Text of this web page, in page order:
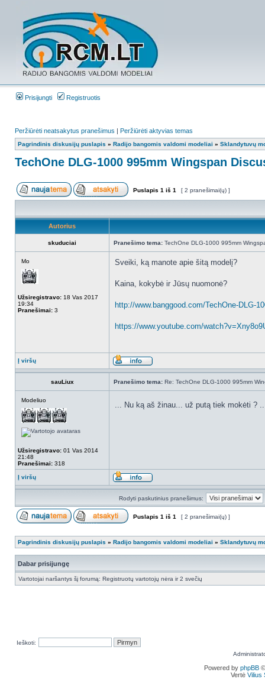
Prisijungti Registruotis
Peržiūrėti neatsakytus pranešimus | Peržiūrėti aktyvias temas
Pagrindinis diskusijų puslapis » Radijo bangomis valdomi modeliai » Sklandytuvų
TechOne DLG-1000 995mm Wingspan
Puslapis 1 iš 1 [ 2 pranešimai(ų) ]
Autorius
skuduciai Pranešimo tema: TechOne DLG-1000 995mm
Mo
Užsiregistravo: 18 Vas 2017
19:34
Pranešimai: 3
Sveiki, ką manote apie šitą modelį?
Kaina, kokybė ir Jūsų nuomonė?
http://www.banggood.com/TechOne-DLG-
https://www.youtube.com/
Į viršų
sauLiux Pranešimo tema: Re: TechOne DLG-1000 995mm
Modeliuo
Užsiregistravo: 01 Vas 2014
21:48
Pranešimai: 318
... Nu ką aš žinau... už putą tiek mokėti ?
Į viršų
Rodyti paskutinius pranešimus:
Puslapis 1 iš 1 [ 2 pranešimai(ų) ]
Pagrindinis diskusijų puslapis » Radijo bangomis valdomi modeliai » Sklandytuvų
Dabar prisijungę
Vartotojai naršantys šį forumą: Registruotų vartotojų nėra ir 2 svečių
Ieškoti:
Powered by phpBB
Vertė Vilius